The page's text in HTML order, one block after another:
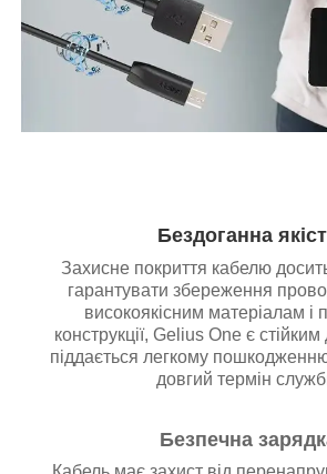
Бездоганна
Захисне покриття кабелю
гарантувати збереження
високоякісним матеріалам і
конструкції, Gelius One є
піддається легкому
довгий термін
Безпечна